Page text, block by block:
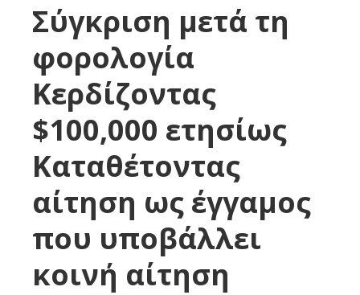
Σύγκριση μετά τη
φορολογία
Κερδίζοντας
$100,000 ετησίως
Καταθέτοντας
αίτηση ως έγγαμος
που υποβάλλει
κοινή αίτηση